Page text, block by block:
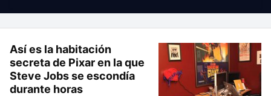
Así es la habitación
secreta de Pixar en la que
Steve Jobs se escondía
durante horas